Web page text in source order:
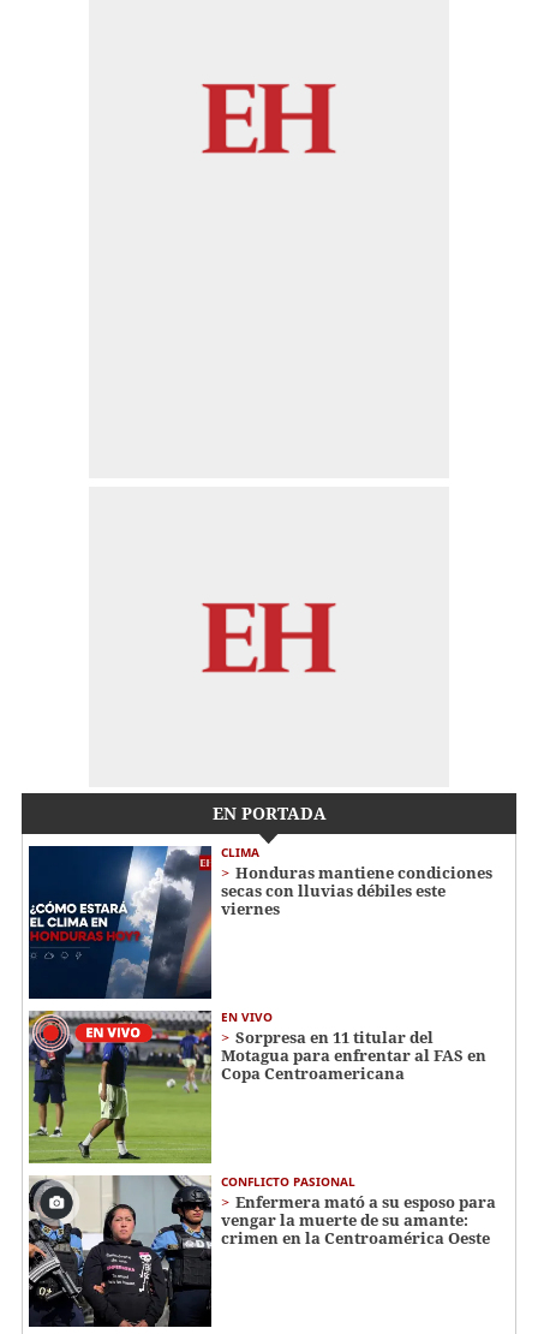
EN PORTADA
CLIMA
Honduras mantiene condiciones
secas con lluvias débiles este
viernes
EN VIVO
Sorpresa en 11 titular del
Motagua para enfrentar al FAS en
Copa Centroamericana
CONFLICTO PASIONAL
Enfermera mató a su esposo para
vengar la muerte de su amante:
crimen en la Centroamérica Oeste